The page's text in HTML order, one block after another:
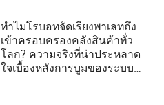
ทำไมโรบอทจัดเรียงพาเลทถึง
เข้าครอบครองคลังสินค้าทั่ว
โลก? ความจริงที่น่าประหลาด
ใจเบื้องหลังการบูมของระบบ